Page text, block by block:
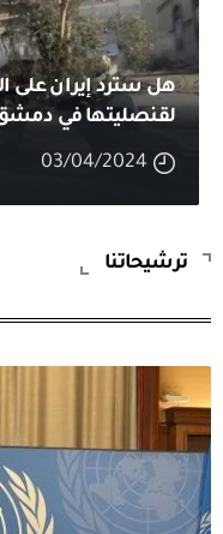
هل سترد إيران على
لقنصليتها في
03/04/2024
ترشيحاتنا